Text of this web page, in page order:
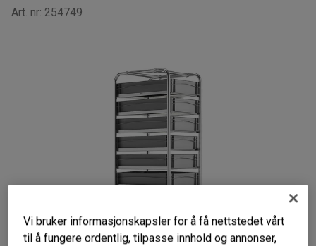
Art. nr: 254749
Vi bruker informasjonskapsler for å få nettstedet vårt
til å fungere ordentlig, tilpasse innhold og annonser,